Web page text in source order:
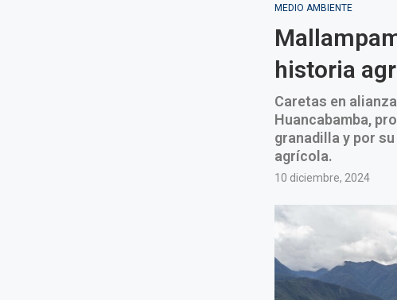
MEDIO AMBIENTE
historia
Caretas en
Huancabamba,
granadilla y por
agrícola.
10 diciembre, 2024